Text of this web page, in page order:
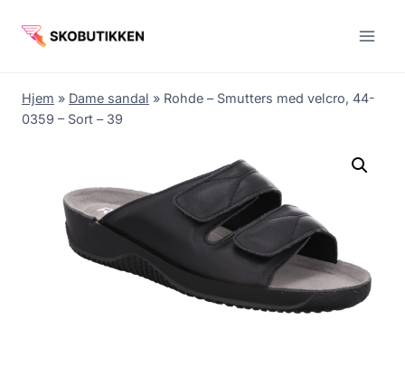
Hjem » Dame sandal » Rohde – Smutters med velcro, 44-
0359 – Sort – 39